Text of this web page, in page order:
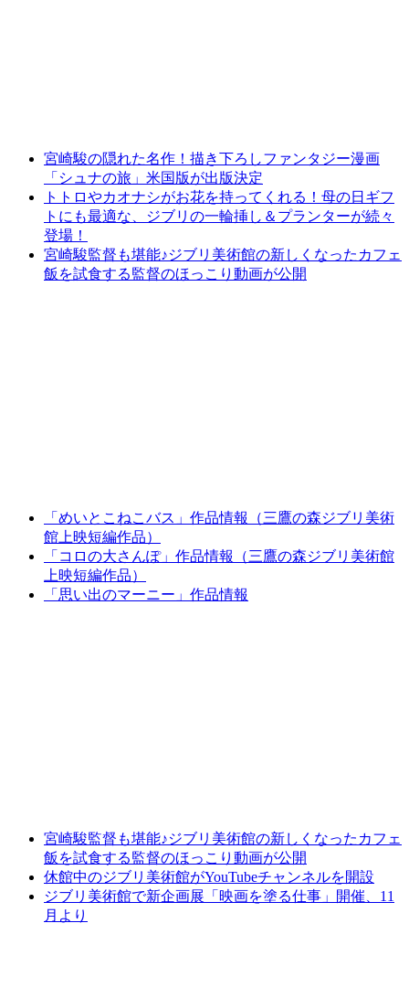
宮崎駿の隠れた名作！描き下ろしファンタジー漫画
「シュナの旅」米国版が出版決定
トトロやカオナシがお花を持ってくれる！母の日ギフ
トにも最適な、ジブリの一輪挿し＆プランターが続々
登場！
宮崎駿監督も堪能♪ジブリ美術館の新しくなったカフェ
飯を試食する監督のほっこり動画が公開
「めいとこねこバス」作品情報（三鷹の森ジブリ美術
館上映短編作品）
「コロの大さんぽ」作品情報（三鷹の森ジブリ美術館
上映短編作品）
「思い出のマーニー」作品情報
宮崎駿監督も堪能♪ジブリ美術館の新しくなったカフェ
飯を試食する監督のほっこり動画が公開
休館中のジブリ美術館がYouTubeチャンネルを開設
ジブリ美術館で新企画展「映画を塗る仕事」開催、11
月より